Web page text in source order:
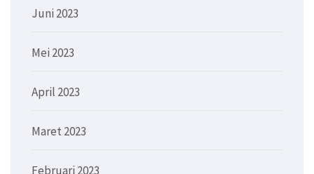
Juni 2023
Mei 2023
April 2023
Maret 2023
Februari 2023